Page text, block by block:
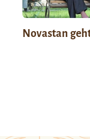
Novastan